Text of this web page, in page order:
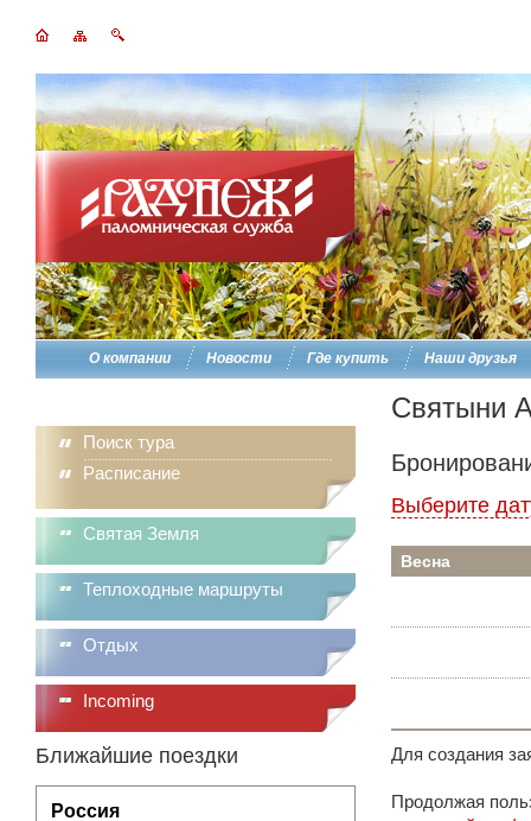
О компании Новости Где купить Наши друзья
Поиск тура
Расписание
Святая Земля
Теплоходные маршруты
Отдых
Incoming
Ближайшие поездки
Россия
Святыни
Выберите
Весна
Для создания
Продолжая